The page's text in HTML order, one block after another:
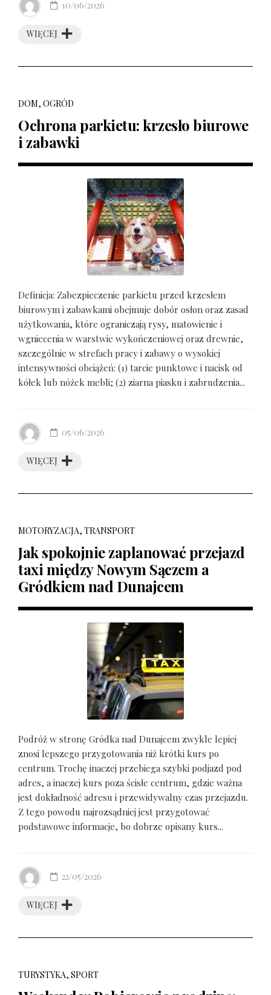
WIĘCEJ
10/06/2026
DOM, OGRÓD
Ochrona parkietu: krzesło biurowe
i zabawki
Definicja: Zabezpieczenie parkietu przed krzesłem
biurowym i zabawkami obejmuje dobór osłon oraz zasad
użytkowania, które ograniczają rysy, matowienie i
wgniecenia w warstwie wykończeniowej oraz drewnie,
szczególnie w strefach pracy i zabawy o wysokiej
intensywności obciążeń: (1) tarcie punktowe i nacisk od
kółek lub nóżek mebli; (2) ziarna piasku i zabrudzenia...
WIĘCEJ
05/06/2026
MOTORYZACJA, TRANSPORT
Jak spokojnie zaplanować przejazd
taxi między Nowym Sączem a
Gródkiem nad Dunajcem
Podróż w stronę Gródka nad Dunajcem zwykle lepiej
znosi lepszego przygotowania niż krótki kurs po
centrum. Trochę inaczej przebiega szybki podjazd pod
adres, a inaczej kurs poza ścisłe centrum, gdzie ważna
jest dokładność adresu i przewidywalny czas przejazdu.
Z tego powodu najrozsądniej jest przygotować
podstawowe informacje, bo dobrze opisany kurs...
WIĘCEJ
22/05/2026
TURYSTYKA, SPORT